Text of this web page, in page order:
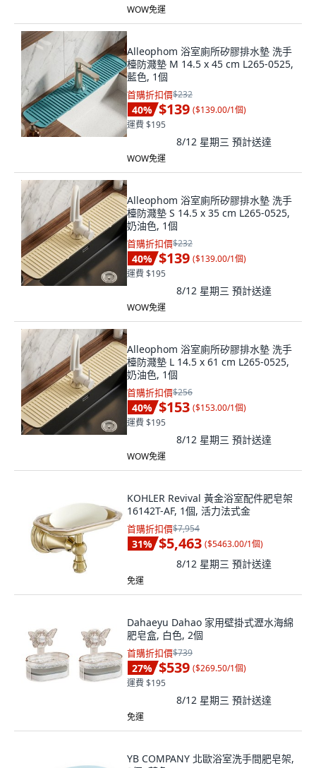
WOW免運
Alleophom 浴室廁所矽膠排水墊 洗手
檯防濺墊 M 14.5 x 45 cm L265-0525,
藍色, 1個
首購折扣價$232
40% $139 ($139.00/1個)
運費 $195
8/12 星期三 預計送達
WOW免運
Alleophom 浴室廁所矽膠排水墊 洗手
檯防濺墊 S 14.5 x 35 cm L265-0525,
奶油色, 1個
首購折扣價$232
40% $139 ($139.00/1個)
運費 $195
8/12 星期三 預計送達
WOW免運
Alleophom 浴室廁所矽膠排水墊 洗手
檯防濺墊 L 14.5 x 61 cm L265-0525,
奶油色, 1個
首購折扣價$256
40% $153 ($153.00/1個)
運費 $195
8/12 星期三 預計送達
WOW免運
KOHLER Revival 黃金浴室配件肥皂架
16142T-AF, 1個, 活力法式金
首購折扣價$7,954
31% $5,463 ($5463.00/1個)
8/12 星期三 預計送達
免運
Dahaeyu Dahao 家用壁掛式瀝水海綿
肥皂盒, 白色, 2個
首購折扣價$739
27% $539 ($269.50/1個)
運費 $195
8/12 星期三 預計送達
免運
YB COMPANY 北歐浴室洗手間肥皂架,